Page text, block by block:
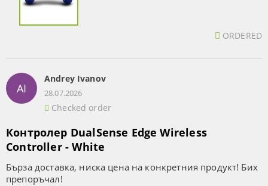
ORDERED
AI
Andrey Ivanov
28.07.2026
Checked order
Контролер DualSense Edge Wireless
Controller - White
Бърза доставка, ниска цена на конкретния продукт! Бих
препоръчал!